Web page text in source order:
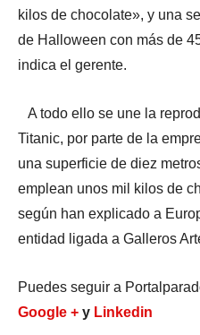
kilos de chocolate», y una
de Halloween con más de
indica el gerente.
A todo ello se une la
Titanic, por parte de la
una superficie de diez
emplean unos mil kilos de
según han explicado a
entidad ligada a Galleros
Puedes seguir a
Google + y Linkedin